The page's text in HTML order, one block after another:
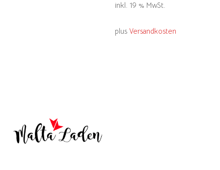
inkl. 19 % MwSt.
plusVersandkosten